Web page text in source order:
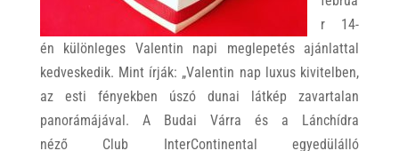
r 14-
én különleges Valentin napi meglepetés ajánlattal
kedveskedik. Mint írják: „Valentin nap luxus kivitelben,
az esti fényekben úszó dunai látkép zavartalan
panorámájával. A Budai Várra és a Lánchídra
néző Club InterContinental egyedülálló